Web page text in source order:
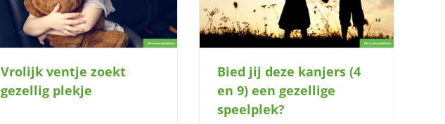
Vrolijk ventje zoekt
gezellig plekje
Bied jij deze kanjers (4
en 9) een gezellige
speelplek?